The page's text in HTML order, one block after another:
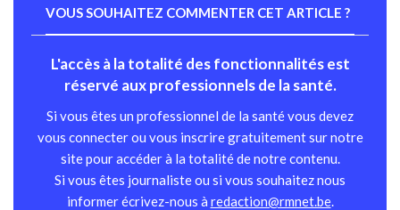
VOUS SOUHAITEZ COMMENTER CET ARTICLE ?
L'accès à la totalité des fonctionnalités est
réservé aux professionnels de la santé.
Si vous êtes un professionnel de la santé vous devez
vous connecter ou vous inscrire gratuitement sur notre
site pour accéder à la totalité de notre contenu.
Si vous êtes journaliste ou si vous souhaitez nous
informer écrivez-nous à redaction@rmnet.be.